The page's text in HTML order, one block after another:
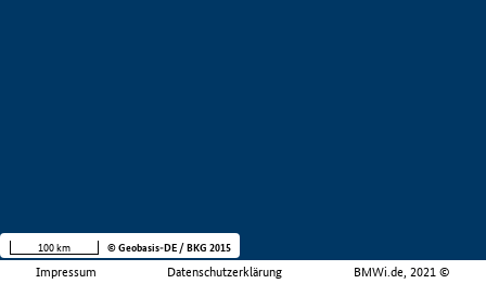
Impressum Datenschutzerklärung BMWi.de, 2021 ©
100 km © Geobasis-DE / BKG 2015